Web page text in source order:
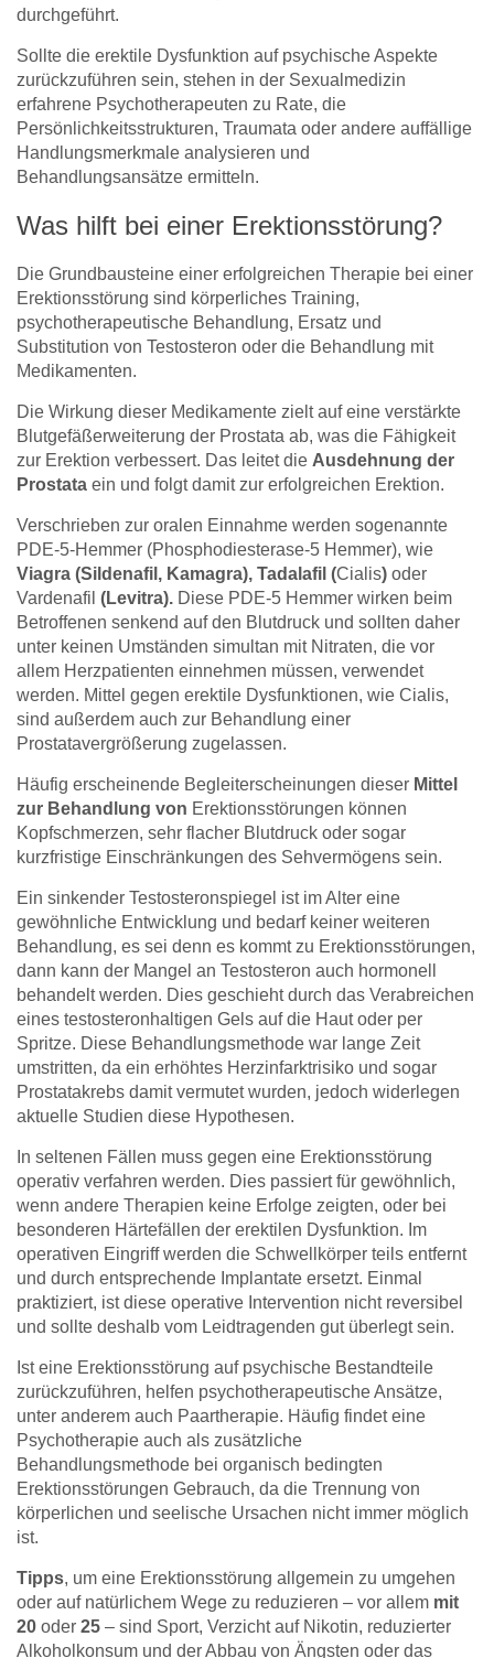
durchgeführt.
Sollte die erektile Dysfunktion auf psychische Aspekte
zurückzuführen sein, stehen in der Sexualmedizin
erfahrene Psychotherapeuten zu Rate, die
Persönlichkeitsstrukturen, Traumata oder andere auffällige
Handlungsmerkmale analysieren und
Behandlungsansätze ermitteln.
Was hilft bei einer Erektionsstörung?
Die Grundbausteine einer erfolgreichen Therapie bei einer
Erektionsstörung sind körperliches Training,
psychotherapeutische Behandlung, Ersatz und
Substitution von Testosteron oder die Behandlung mit
Medikamenten.
Die Wirkung dieser Medikamente zielt auf eine verstärkte
Blutgefäßerweiterung der Prostata ab, was die Fähigkeit
zur Erektion verbessert. Das leitet die Ausdehnung der
Prostata ein und folgt damit zur erfolgreichen Erektion.
Verschrieben zur oralen Einnahme werden sogenannte
PDE-5-Hemmer (Phosphodiesterase-5 Hemmer), wie
Viagra (Sildenafil, Kamagra), Tadalafil (Cialis) oder
Vardenafil (Levitra). Diese PDE-5 Hemmer wirken beim
Betroffenen senkend auf den Blutdruck und sollten daher
unter keinen Umständen simultan mit Nitraten, die vor
allem Herzpatienten einnehmen müssen, verwendet
werden. Mittel gegen erektile Dysfunktionen, wie Cialis,
sind außerdem auch zur Behandlung einer
Prostatavergrößerung zugelassen.
Häufig erscheinende Begleiterscheinungen dieser Mittel
zur Behandlung von Erektionsstörungen können
Kopfschmerzen, sehr flacher Blutdruck oder sogar
kurzfristige Einschränkungen des Sehvermögens sein.
Ein sinkender Testosteronspiegel ist im Alter eine
gewöhnliche Entwicklung und bedarf keiner weiteren
Behandlung, es sei denn es kommt zu Erektionsstörungen,
dann kann der Mangel an Testosteron auch hormonell
behandelt werden. Dies geschieht durch das Verabreichen
eines testosteronhaltigen Gels auf die Haut oder per
Spritze. Diese Behandlungsmethode war lange Zeit
umstritten, da ein erhöhtes Herzinfarktrisiko und sogar
Prostatakrebs damit vermutet wurden, jedoch widerlegen
aktuelle Studien diese Hypothesen.
In seltenen Fällen muss gegen eine Erektionsstörung
operativ verfahren werden. Dies passiert für gewöhnlich,
wenn andere Therapien keine Erfolge zeigten, oder bei
besonderen Härtefällen der erektilen Dysfunktion. Im
operativen Eingriff werden die Schwellkörper teils entfernt
und durch entsprechende Implantate ersetzt. Einmal
praktiziert, ist diese operative Intervention nicht reversibel
und sollte deshalb vom Leidtragenden gut überlegt sein.
Ist eine Erektionsstörung auf psychische Bestandteile
zurückzuführen, helfen psychotherapeutische Ansätze,
unter anderem auch Paartherapie. Häufig findet eine
Psychotherapie auch als zusätzliche
Behandlungsmethode bei organisch bedingten
Erektionsstörungen Gebrauch, da die Trennung von
körperlichen und seelische Ursachen nicht immer möglich
ist.
Tipps, um eine Erektionsstörung allgemein zu umgehen
oder auf natürlichem Wege zu reduzieren – vor allem mit
20 oder 25 – sind Sport, Verzicht auf Nikotin, reduzierter
Alkoholkonsum und der Abbau von Ängsten oder das